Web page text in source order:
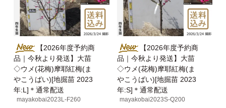
【2026年度予約商
品｜今秋より発送】大苗
◇ウメ(花梅)摩耶紅梅(ま
やこうばい)[地掘苗 2023
年:L]＊通常配送
mayakobai2023L-F260
【2026年度予約商
品｜今秋より発送】大苗
◇ウメ(花梅)摩耶紅梅(ま
やこうばい)[地掘苗 2023
年:S]＊通常配送
mayakobai2023S-Q200